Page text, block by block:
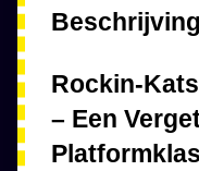
Beschrijving
Rockin-
– Een